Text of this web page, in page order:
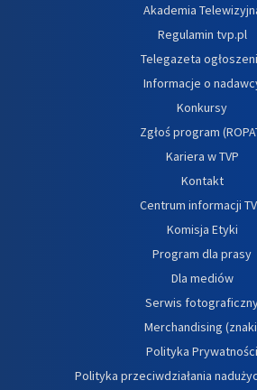
Akademia
Regulamin tvp.pl
Telegazeta
Informacje o
Konkursy
Zgłoś program
Kariera w TVP
Kontakt
Centrum informacji
Komisja Etyki
Program dla prasy
Dla mediów
Serwis
Merchandising
Polityka Prywatności
Polityka przeciwdziałania